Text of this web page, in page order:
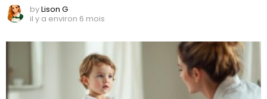
byLison G
il y a environ 6 mois